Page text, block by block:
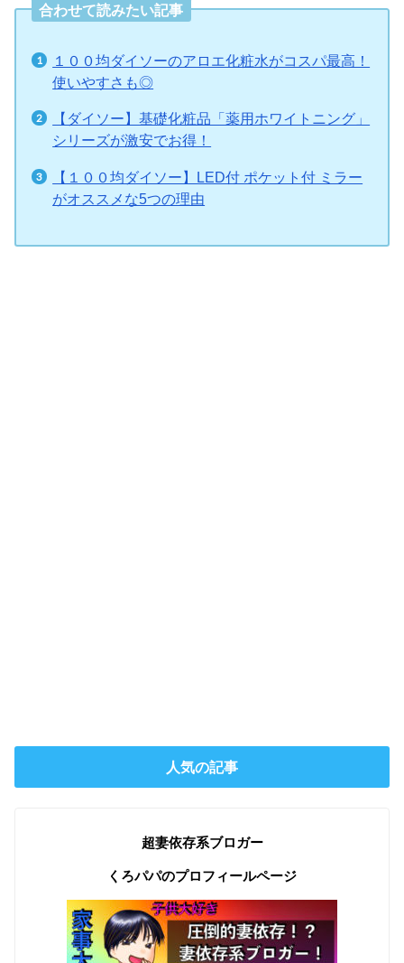
合わせて読みたい記事
１００均ダイソーのアロエ化粧水がコスパ最高！
使いやすさも◎
【ダイソー】基礎化粧品「薬用ホワイトニング」
シリーズが激安でお得！
【１００均ダイソー】LED付 ポケット付 ミラー
がオススメな5つの理由
人気の記事
超妻依存系ブロガー
くろパパのプロフィールページ